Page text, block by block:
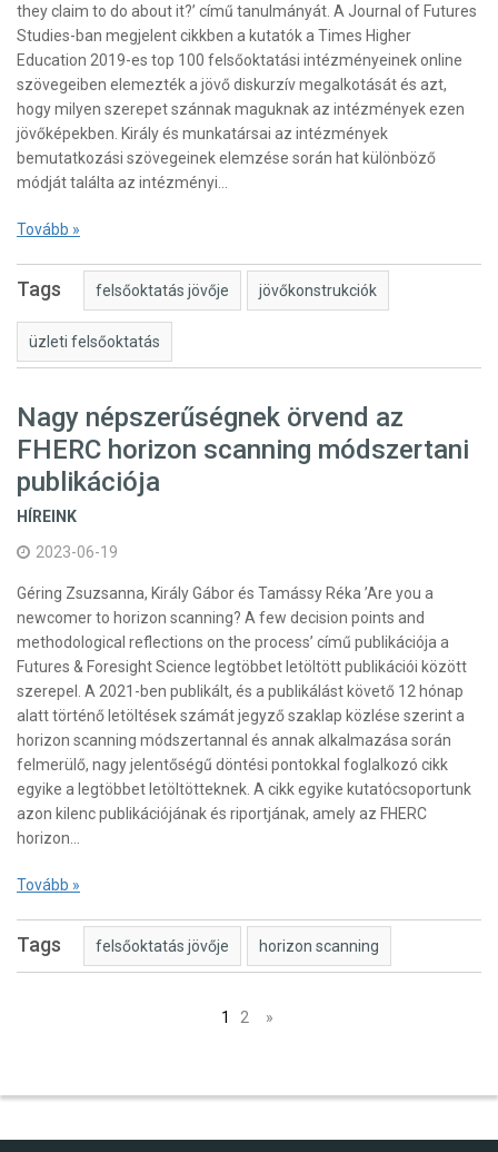
they claim to do about it?’ című tanulmányát. A Journal of Futures
Studies-ban megjelent cikkben a kutatók a Times Higher
Education 2019-es top 100 felsőoktatási intézményeinek online
szövegeiben elemezték a jövő diskurzív megalkotását és azt,
hogy milyen szerepet szánnak maguknak az intézmények ezen
jövőképekben. Király és munkatársai az intézmények
bemutatkozási szövegeinek elemzése során hat különböző
módját találta az intézményi…
Tovább »
Tags felsőoktatás jövője jövőkonstrukciók
üzleti felsőoktatás
Nagy népszerűségnek örvend az
FHERC horizon scanning módszertani
publikációja
HÍREINK
2023-06-19
Géring Zsuzsanna, Király Gábor és Tamássy Réka ’Are you a
newcomer to horizon scanning? A few decision points and
methodological reflections on the process’ című publikációja a
Futures & Foresight Science legtöbbet letöltött publikációi között
szerepel. A 2021-ben publikált, és a publikálást követő 12 hónap
alatt történő letöltések számát jegyző szaklap közlése szerint a
horizon scanning módszertannal és annak alkalmazása során
felmerülő, nagy jelentőségű döntési pontokkal foglalkozó cikk
egyike a legtöbbet letöltötteknek. A cikk egyike kutatócsoportunk
azon kilenc publikációjának és riportjának, amely az FHERC
horizon…
Tovább »
Tags felsőoktatás jövője horizon scanning
1 2 »